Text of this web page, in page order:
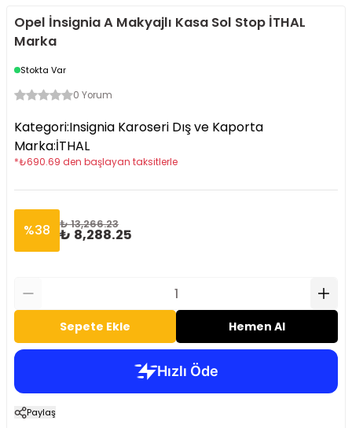
Opel İnsignia A Makyajlı Kasa Sol Stop İTHAL
Marka
Stokta Var
0 Yorum
Kategori:Insignia Karoseri Dış ve Kaporta
Marka:İTHAL
*₺690.69 den başlayan taksitlerle
%38 ₺ 13,266.23
₺ 8,288.25
Sepete Ekle Hemen Al
Paylaş